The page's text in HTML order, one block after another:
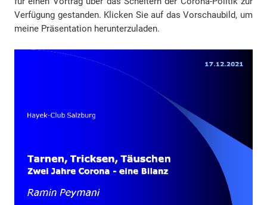
Verfügung gestanden. Klicken Sie auf das Vorschaubild, um
meine Präsentation herunterzuladen.